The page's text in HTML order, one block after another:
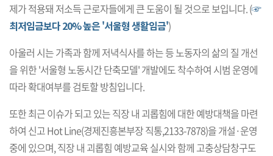
제가 적용돼 저소득 근로자들에게 큰 도움이 될 것으로 보입니다. (☞
최저임금보다 20% 높은 '서울형 생활임금')
아울러 시는 가족과 함께 저녁식사를 하는 등 노동자의 삶의 질 개선
을 위한 '서울형 노동시간 단축모델' 개발에도 착수하여 시범 운영에
따라 확대여부를 검토할 방침입니다.
또한 최근 이슈가 되고 있는 직장 내 괴롭힘에 대한 예방대책을 마련
하여 신고 Hot Line(경제진흥본부장 직통,2133-7878)을 개설·운영
중에 있으며, 직장 내 괴롭힘 예방교육 실시와 함께 고충상담창구도